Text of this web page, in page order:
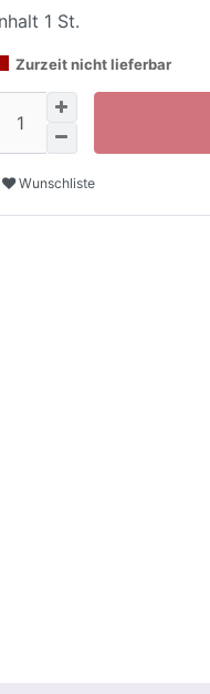
1 St.
Zurzeit nicht lieferbar
Wunschliste